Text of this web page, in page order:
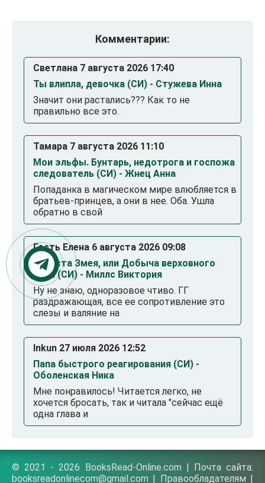
Комментарии:
Светлана 7 августа 2026 17:40
Ты влипла, девочка (СИ) - Стужева Инна
Значит они растались??? Как то не
правильно все это.
Тамара 7 августа 2026 11:10
Мои эльфы. Бунтарь, недотрога и госпожа
следователь (СИ) - Жнец Анна
Попаданка в магическом мире влюбляется в
братьев-принцев, а они в нее. Оба. Ушла
обратно в свой
Гость Елена 6 августа 2026 09:08
Невеста Змея, или Добыча верховного
Нага (СИ) - Миллс Виктория
Ну не знаю, одноразовое чтиво. ГГ
раздражающая, все ее сопротивление это
слезы и валяние на
Inkun 27 июля 2026 12:52
Папа быстрого реагирования (СИ) -
Оболенская Ника
Мне понравилось! Читается легко, не
хочется бросать, так и читала "сейчас ещё
одна глава и
© 2021 - 2026 BooksRead-Online.com | Почта сайта:
booksreadonlinecom@gmail.com | Правообладателям |